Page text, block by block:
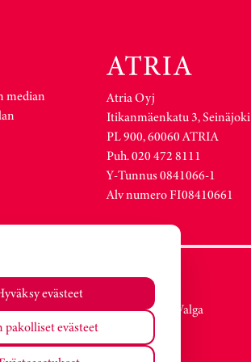
evästeet
pakolliset evästeet
median
Atria Oyj
Itikanmäenkatu 3, Seinäjoki
PL 900, 60060 ATRIA
Puh. 020 472 8111
Y-Tunnus 0841066-1
Alv numero FI08410661
Atria Viro
Metsa str. 19, Valga
Estonia